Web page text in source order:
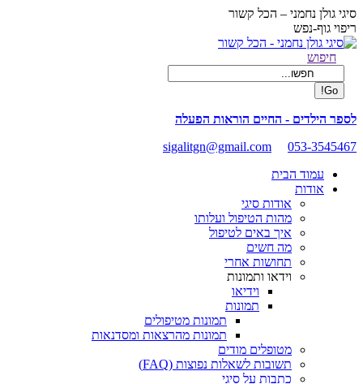
Skip
to
content
סיגי גולן נחמני – הכל קשור
ריפוי גוף-נפש
Facebook
opens
new
window
Search:
חיפוש
לספר הילדים - החיים הוראות הפעלה
sigalitgn@gmail.com
053-3545467
עמוד הבית
אודות
אודות סיגי
מהות הטיפול ועלותו
איך באים לטיפול
מה חשים
תחושות אחרי
וידאו ותמונות
וידיאו
תמונות
תמונות מטיפולים
תמונות מהרצאות ומסדנאות
מטופלים מודים
תשובות לשאלות נפוצות (FAQ)
כתבות על סיגי